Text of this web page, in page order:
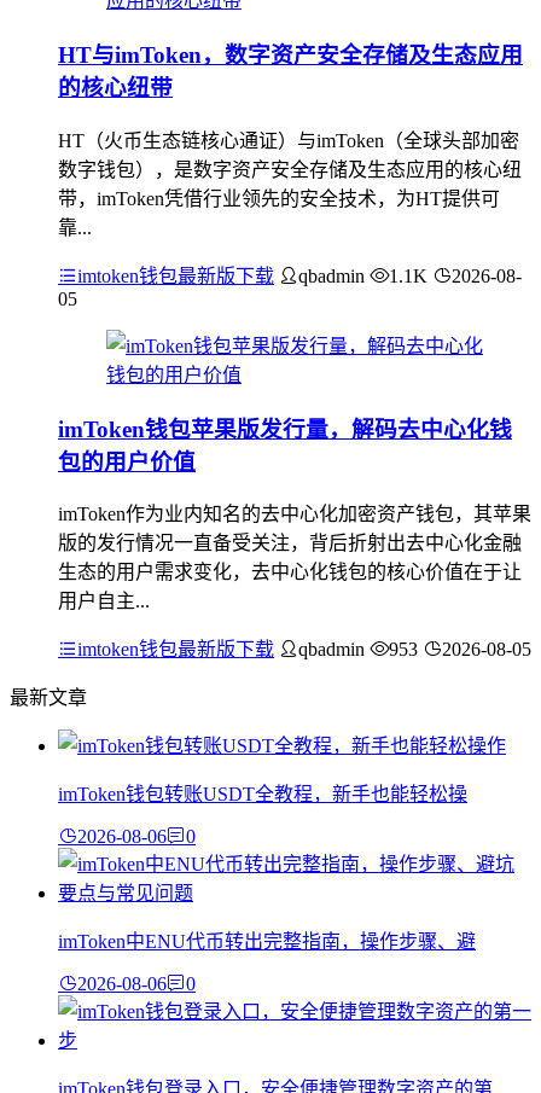
HT与imToken，数字资产安全存储及生态应用
的核心纽带
HT（火币生态链核心通证）与imToken（全球头部加密
数字钱包），是数字资产安全存储及生态应用的核心纽
带，imToken凭借行业领先的安全技术，为HT提供可
靠...
imtoken钱包最新版下载 qbadmin 1.1K
2026-08-
05
imToken钱包苹果版发行量，解码去中心化钱
包的用户价值
imToken作为业内知名的去中心化加密资产钱包，其苹果
版的发行情况一直备受关注，背后折射出去中心化金融
生态的用户需求变化，去中心化钱包的核心价值在于让
用户自主...
imtoken钱包最新版下载 qbadmin 953 2026-08-05
最新文章
imToken钱包转账USDT全教程，新手也能轻松操
2026-08-06 0
imToken中ENU代币转出完整指南，操作步骤、避
2026-08-06 0